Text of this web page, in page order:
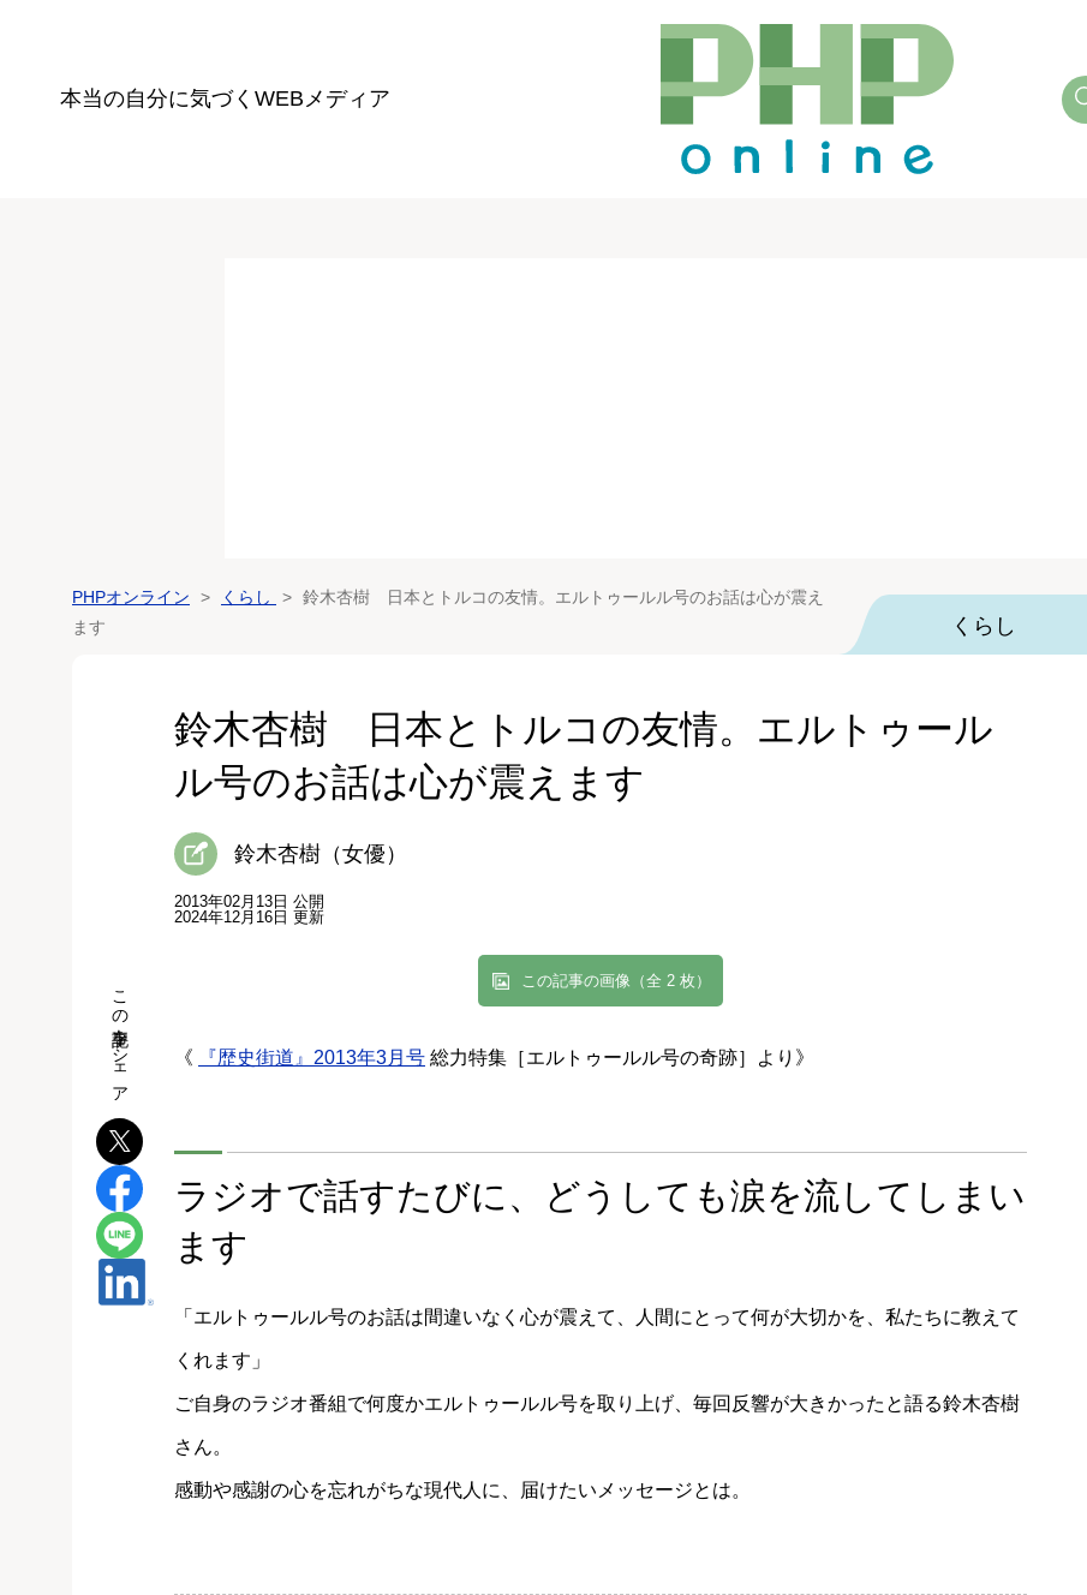
本当の自分に気づく WEBメディア
PHPオンライン くらし
鈴木杏樹 日本とトルコの友情。エルトゥールル号のお話は心が震え
ます
くらし
鈴木杏樹 日本とトルコの友情。エルトゥール
ル号のお話は心が震えます
鈴木杏樹（女優）
2013年02月13日 公開
2024年12月16日 更新
この記事の画像（全 2 枚）
《 『歴史街道』2013年3月号 総力特集［エルトゥールル号の奇跡］より》
ラジオで話すたびに、どうしても涙を流してしまい
ます
「エルトゥールル号のお話は間違いなく心が震えて、人間にとって何が大切かを、私たちに教えて
くれます」
ご自身のラジオ番組で何度かエルトゥールル号を取り上げ、毎回反響が大きかったと語る鈴木杏樹
さん。
感動や感謝の心を忘れがちな現代人に、届けたいメッセージとは。
この記事をシェア